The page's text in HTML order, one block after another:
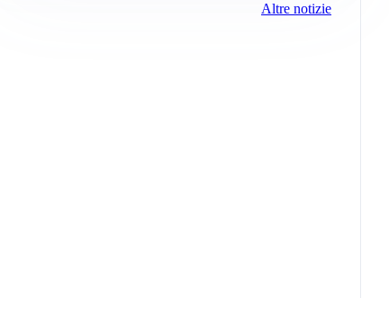
Altre notizie